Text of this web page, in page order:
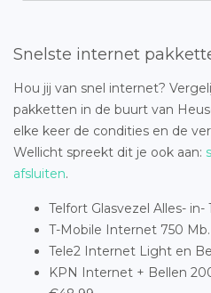
Snelste internet
Hou jij van snel internet?
pakketten in de buurt van
elke keer de condities en de
Wellicht spreekt dit je ook aan:
afsluiten.
Telfort Glasvezel Alles- in-
T-Mobile Internet 750
Tele2 Internet Light en
KPN Internet + Bellen